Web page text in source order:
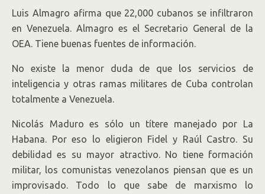
Luis Almagro afirma que 22,000 cubanos se infiltraron
en Venezuela. Almagro es el Secretario General de la
OEA. Tiene buenas fuentes de información.
No existe la menor duda de que los servicios de
inteligencia y otras ramas militares de Cuba controlan
totalmente a Venezuela.
Nicolás Maduro es sólo un títere manejado por La
Habana. Por eso lo eligieron Fidel y Raúl Castro. Su
debilidad es su mayor atractivo. No tiene formación
militar, los comunistas venezolanos piensan que es un
improvisado. Todo lo que sabe de marxismo lo